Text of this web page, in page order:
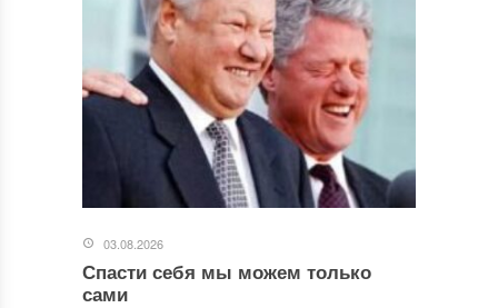
03.08.2026
Спасти себя мы можем только
сами